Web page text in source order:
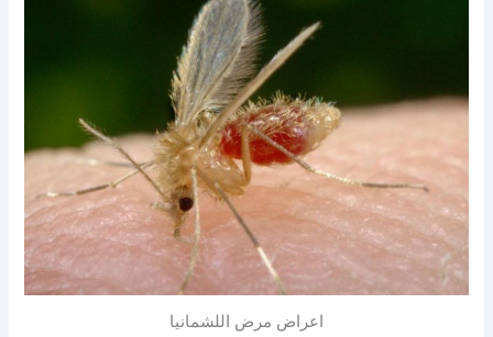
اعراض مرض اللشمانيا